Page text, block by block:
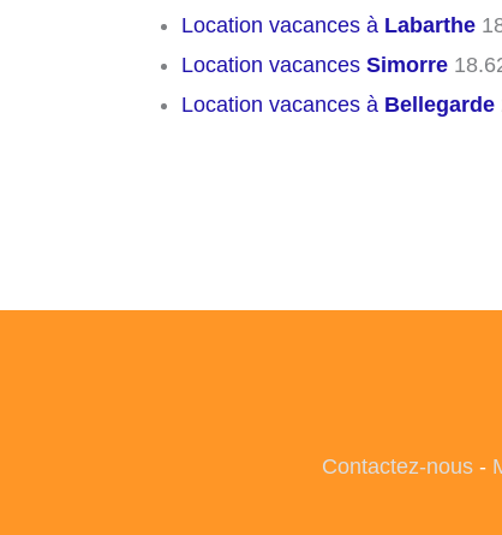
Location vacances à Labarthe
Location vacances Simorre
Location vacances à Bellegarde
Contactez-nous-